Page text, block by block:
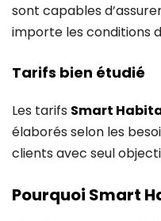
sont capables
importe les conditions
Tarifs bien étudié
Les tarifs Smart
élaborés selon les
clients avec seul
Pourquoi Smart